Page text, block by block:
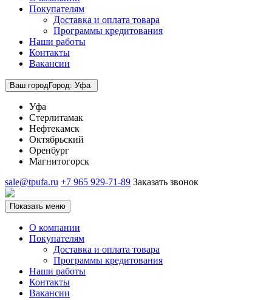
Покупателям
Доставка и оплата товара
Программы кредитования
Наши работы
Контакты
Вакансии
Ваш городГород: Уфа
Уфа
Стерлитамак
Нефтекамск
Октябрьский
Оренбург
Магнитогорск
sale@tpufa.ru +7 965 929-71-89 Заказать звонок
Показать меню
О компании
Покупателям
Доставка и оплата товара
Программы кредитования
Наши работы
Контакты
Вакансии